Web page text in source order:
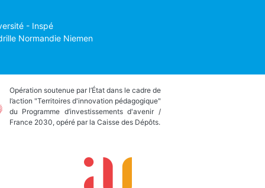
- Inspé
Normandie Niemen
Opération soutenue par l’État dans le cadre de
l’action "Territoires d'innovation pédagogique"
du Programme d’investissements d'avenir /
France 2030, opéré par la Caisse des Dépôts.